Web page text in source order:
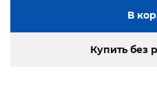
В
Купить без